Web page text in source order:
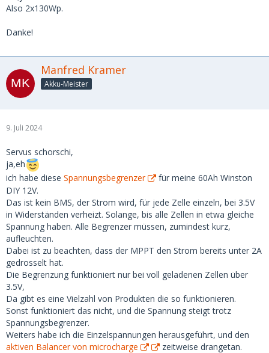
Also 2x130Wp.
Danke!
Manfred Kramer
Akku-Meister
9. Juli 2024
Servus schorschi,
ja,eh
ich habe diese Spannungsbegrenzer
für meine 60Ah Winston
DIY 12V.
Das ist kein BMS, der Strom wird, für jede Zelle einzeln, bei 3.5V
in Widerständen verheizt. Solange, bis alle Zellen in etwa gleiche
Spannung haben. Alle Begrenzer müssen, zumindest kurz,
aufleuchten.
Dabei ist zu beachten, dass der MPPT den Strom bereits unter 2A
gedrosselt hat.
Die Begrenzung funktioniert nur bei voll geladenen Zellen über
3.5V,
Da gibt es eine Vielzahl von Produkten die so funktionieren.
Sonst funktioniert das nicht, und die Spannung steigt trotz
Spannungsbegrenzer.
Weiters habe ich die Einzelspannungen herausgeführt, und den
aktiven Balancer von microcharge
zeitweise drangetan.